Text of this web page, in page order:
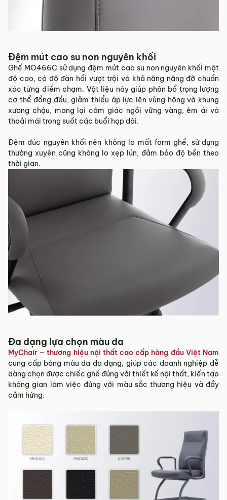
Đệm mút cao su non nguyên khối
Ghế MO466C sử dụng đệm mút cao su non nguyên khối mật
độ cao, có độ đàn hồi vượt trội và khả năng nâng đỡ chuẩn
xác từng điểm chạm. Vật liệu này giúp phân bổ trọng lượng
cơ thể đồng đều, giảm thiểu áp lực lên vùng hông và khung
xương chậu, mang lại cảm giác ngồi vững vàng, êm ái và
thoải mái trong suốt các buổi họp dài.
Đệm đúc nguyên khối nên không lo mất form ghế, sử dụng
thường xuyên cũng không lo xẹp lún, đảm bảo độ bền theo
thời gian.
Đa dạng lựa chọn màu da
MyChair – thương hiệu nội thất cao cấp hàng đầu Việt Nam
cung cấp bảng màu da đa dạng, giúp các doanh nghiệp dễ
dàng chọn được chiếc ghế đúng với thiết kế nội thất, kiến tạo
không gian làm việc đúng với màu sắc thương hiệu và đầy
cảm hứng.